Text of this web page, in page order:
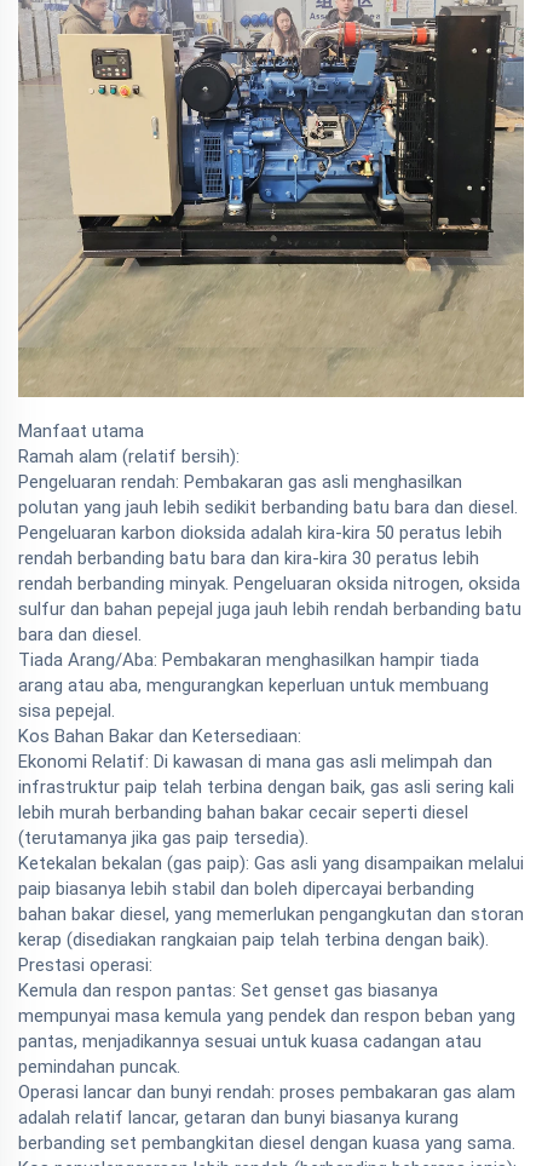
Manfaat utama
Ramah alam (relatif bersih):
Pengeluaran rendah: Pembakaran gas asli menghasilkan
polutan yang jauh lebih sedikit berbanding batu bara dan diesel.
Pengeluaran karbon dioksida adalah kira-kira 50 peratus lebih
rendah berbanding batu bara dan kira-kira 30 peratus lebih
rendah berbanding minyak. Pengeluaran oksida nitrogen, oksida
sulfur dan bahan pepejal juga jauh lebih rendah berbanding batu
bara dan diesel.
Tiada Arang/Aba: Pembakaran menghasilkan hampir tiada
arang atau aba, mengurangkan keperluan untuk membuang
sisa pepejal.
Kos Bahan Bakar dan Ketersediaan:
Ekonomi Relatif: Di kawasan di mana gas asli melimpah dan
infrastruktur paip telah terbina dengan baik, gas asli sering kali
lebih murah berbanding bahan bakar cecair seperti diesel
(terutamanya jika gas paip tersedia).
Ketekalan bekalan (gas paip): Gas asli yang disampaikan melalui
paip biasanya lebih stabil dan boleh dipercayai berbanding
bahan bakar diesel, yang memerlukan pengangkutan dan storan
kerap (disediakan rangkaian paip telah terbina dengan baik).
Prestasi operasi:
Kemula dan respon pantas: Set genset gas biasanya
mempunyai masa kemula yang pendek dan respon beban yang
pantas, menjadikannya sesuai untuk kuasa cadangan atau
pemindahan puncak.
Operasi lancar dan bunyi rendah: proses pembakaran gas alam
adalah relatif lancar, getaran dan bunyi biasanya kurang
berbanding set pembangkitan diesel dengan kuasa yang sama.